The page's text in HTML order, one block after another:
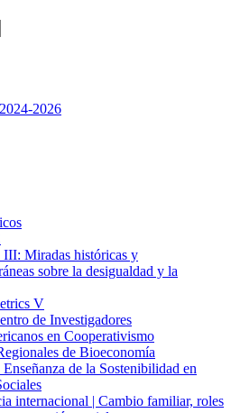
2026
III: Miradas históricas y
sobre la desigualdad y la
V
de Investigadores
en Cooperativismo
de Bioeconomía
de la Sostenibilidad en
internacional | Cambio familiar, roles